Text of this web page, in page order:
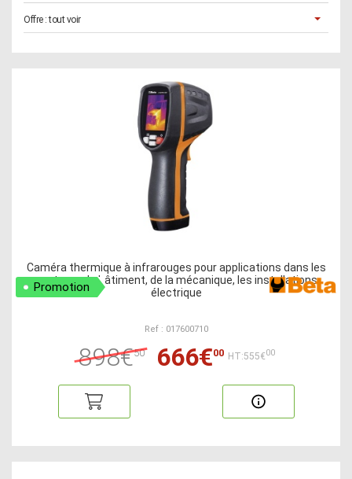
Offre :tout voir
Caméra thermique à infrarouges pour applications dans les
secteurs du bâtiment, de la mécanique, les installations
électrique
Promotion
Ref : 017600710
898€50 666€00 HT:555€00